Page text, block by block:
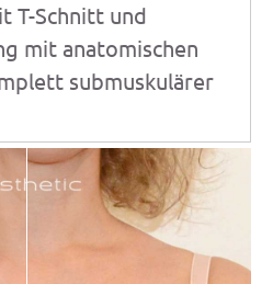
T-Schnitt und
mit anatomischen
submuskulärer